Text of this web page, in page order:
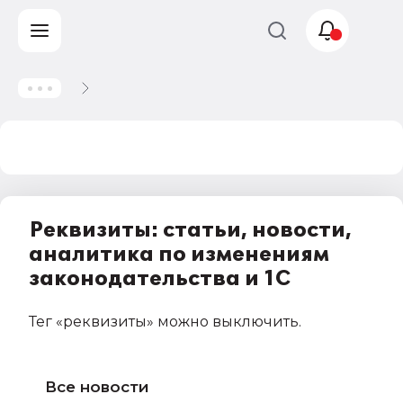
Реквизиты: статьи, новости,
аналитика по изменениям
законодательства и 1С
Тег «реквизиты» можно выключить.
Все новости
Учет и